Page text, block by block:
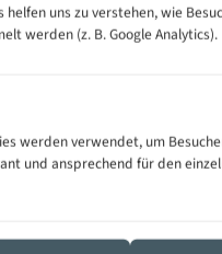
300
500
4/6
helfen uns zu verstehen, wie
werden (z. B. Google Analytics).
werden verwendet, um
und ansprechend für den